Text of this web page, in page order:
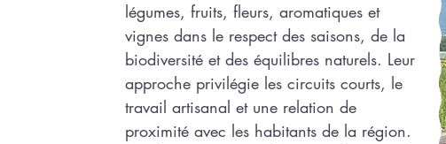
légumes, fruits, fleurs, aromatiques et
vignes dans le respect des saisons, de la
biodiversité et des équilibres naturels. Leur
approche privilégie les circuits courts, le
travail artisanal et une relation de
proximité avec les habitants de la région.